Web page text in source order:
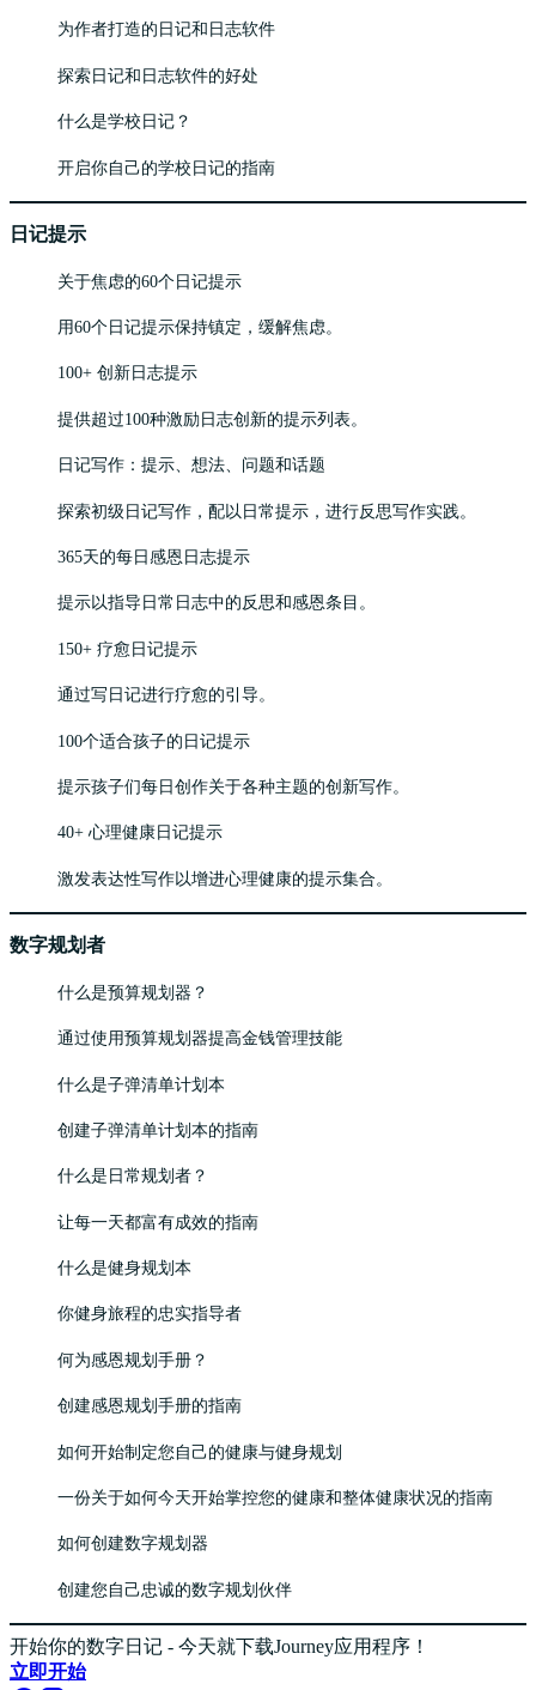
为作者打造的日记和日志软件
探索日记和日志软件的好处
什么是学校日记？
开启你自己的学校日记的指南
日记提示
关于焦虑的60个日记提示
用60个日记提示保持镇定，缓解焦虑。
100+ 创新日志提示
提供超过100种激励日志创新的提示列表。
日记写作：提示、想法、问题和话题
探索初级日记写作，配以日常提示，进行反思写作实践。
365天的每日感恩日志提示
提示以指导日常日志中的反思和感恩条目。
150+ 疗愈日记提示
通过写日记进行疗愈的引导。
100个适合孩子的日记提示
提示孩子们每日创作关于各种主题的创新写作。
40+ 心理健康日记提示
激发表达性写作以增进心理健康的提示集合。
数字规划者
什么是预算规划器？
通过使用预算规划器提高金钱管理技能
什么是子弹清单计划本
创建子弹清单计划本的指南
什么是日常规划者？
让每一天都富有成效的指南
什么是健身规划本
你健身旅程的忠实指导者
何为感恩规划手册？
创建感恩规划手册的指南
如何开始制定您自己的健康与健身规划
一份关于如何今天开始掌控您的健康和整体健康状况的指南
如何创建数字规划器
创建您自己忠诚的数字规划伙伴
开始你的数字日记 - 今天就下载Journey应用程序！
立即开始